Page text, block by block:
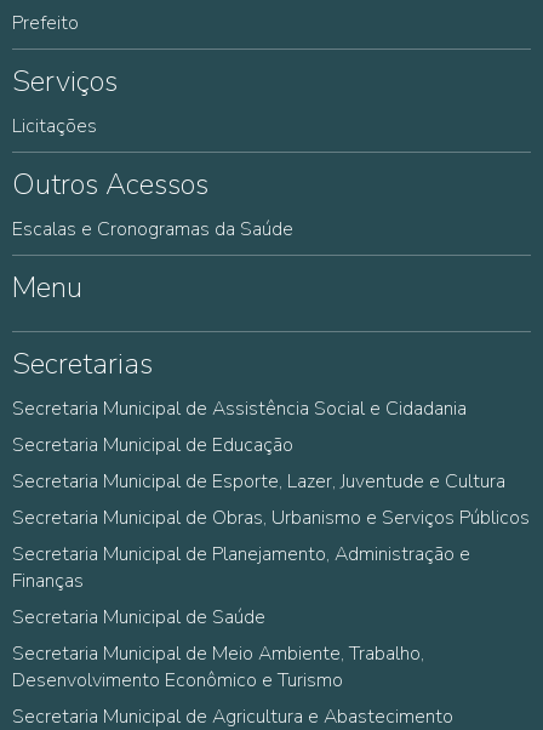
Prefeito
Serviços
Licitações
Outros Acessos
Escalas e Cronogramas da Saúde
Menu
Secretarias
Secretaria Municipal de Assistência Social e Cidadania
Secretaria Municipal de Educação
Secretaria Municipal de Esporte, Lazer, Juventude e Cultura
Secretaria Municipal de Obras, Urbanismo e Serviços Públicos
Secretaria Municipal de Planejamento, Administração e
Finanças
Secretaria Municipal de Saúde
Secretaria Municipal de Meio Ambiente, Trabalho,
Desenvolvimento Econômico e Turismo
Secretaria Municipal de Agricultura e Abastecimento